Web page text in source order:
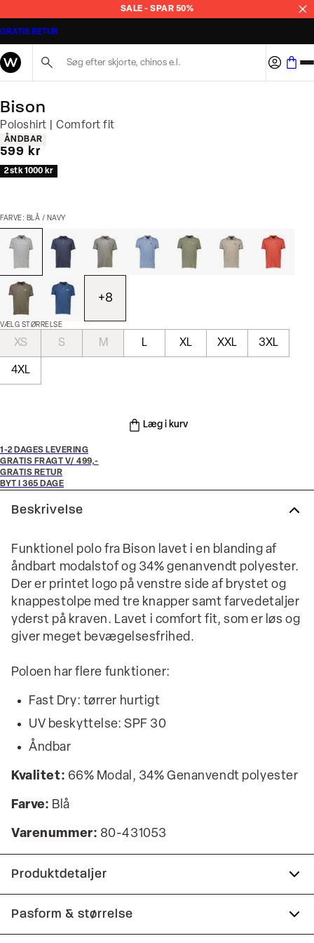
SALE - SPAR 50%
GRATIS RETUR
Bison
Poloshirt | Comfort fit
Produkt egenskaber
ÅNDBAR
I alt (inkl. rabat)
599 kr
2 stk 1000 kr
FARVE: BLÅ / NAVY
+8
VÆLG STØRRELSE
XS S M L XL XXL 3XL
4XL
Læg i kurv
1-2 DAGES LEVERING
GRATIS FRAGT V/ 499,-
GRATIS RETUR
BYT I 365 DAGE
Beskrivelse
Funktionel polo fra Bison lavet i en blanding af
åndbart modalstof og 34% genanvendt polyester.
Der er printet logo på venstre side af brystet og
knappestolpe med tre knapper samt farvedetaljer
yderst på kraven. Lavet i comfort fit, som er løs og
giver meget bevægelsesfrihed.
Poloen har flere funktioner:
Fast Dry: tørrer hurtigt
UV beskyttelse: SPF 30
Åndbar
Kvalitet: 66% Modal, 34% Genanvendt polyester
Farve: Blå
Varenummer: 80-431053
Produktdetaljer
Fast Dry teknologi.
Knappestolpe med tre knapper.
Pasform & størrelse